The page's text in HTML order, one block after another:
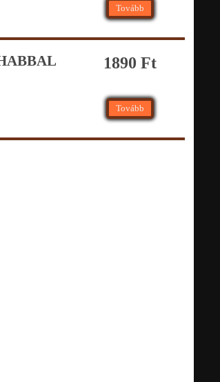
Tovább
1890 Ft
Tovább